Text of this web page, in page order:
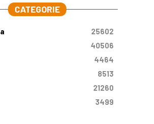
CATEGORIE
25602
40506
4464
8513
21260
3499